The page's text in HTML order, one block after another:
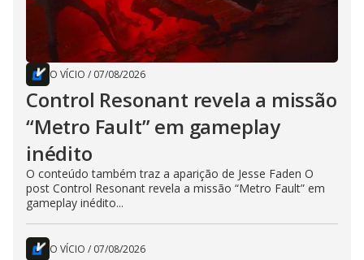
O VÍCIO / 07/08/2026
Control Resonant revela a missão
“Metro Fault” em gameplay
inédito
O conteúdo também traz a aparição de Jesse Faden O
post Control Resonant revela a missão “Metro Fault” em
gameplay inédito...
O VÍCIO / 07/08/2026